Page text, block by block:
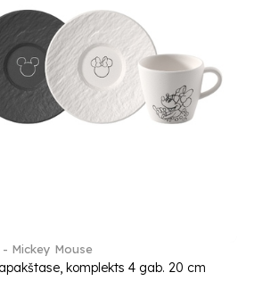
Mickey Mouse
komplekts 4 gab. 20 cm